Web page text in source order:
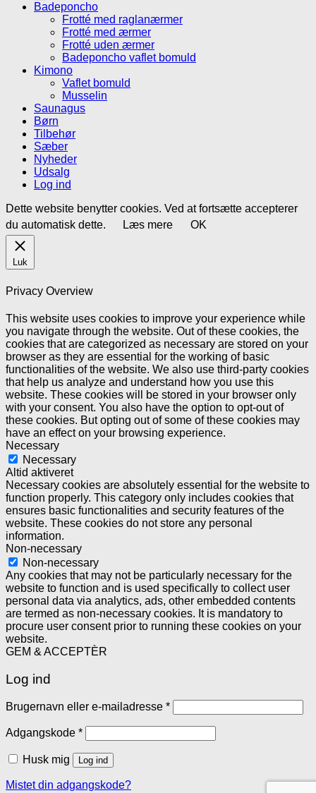
Badeponcho
Frotté med raglanærmer
Frotté med ærmer
Frotté uden ærmer
Badeponcho vaflet bomuld
Kimono
Vaflet bomuld
Musselin
Saunagus
Børn
Tilbehør
Sæber
Nyheder
Udsalg
Log ind
Dette website benytter cookies. Ved at fortsætte accepterer
du automatisk dette.
Læs mere OK
Luk
Privacy Overview
This website uses cookies to improve your experience while
you navigate through the website. Out of these cookies, the
cookies that are categorized as necessary are stored on your
browser as they are essential for the working of basic
functionalities of the website. We also use third-party cookies
that help us analyze and understand how you use this
website. These cookies will be stored in your browser only
with your consent. You also have the option to opt-out of
these cookies. But opting out of some of these cookies may
have an effect on your browsing experience.
Necessary
Necessary
Altid aktiveret
Necessary cookies are absolutely essential for the website to
function properly. This category only includes cookies that
ensures basic functionalities and security features of the
website. These cookies do not store any personal
information.
Non-necessary
Non-necessary
Any cookies that may not be particularly necessary for the
website to function and is used specifically to collect user
personal data via analytics, ads, other embedded contents
are termed as non-necessary cookies. It is mandatory to
procure user consent prior to running these cookies on your
website.
GEM & ACCEPTÈR
Log ind
Brugernavn eller e-mailadresse *
Adgangskode *
Husk mig Log ind
Mistet din adgangskode?